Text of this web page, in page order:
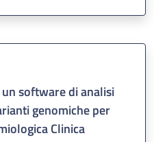
software di analisi
genomiche per
Clinica